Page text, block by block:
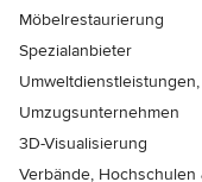
Möbelrestaurierung
Spezialanbieter
Umzugsunternehmen
3D-Visualisierung
Verbände, Hochschulen